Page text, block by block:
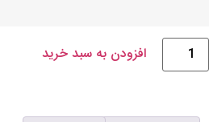
افزودن به سبد خرید